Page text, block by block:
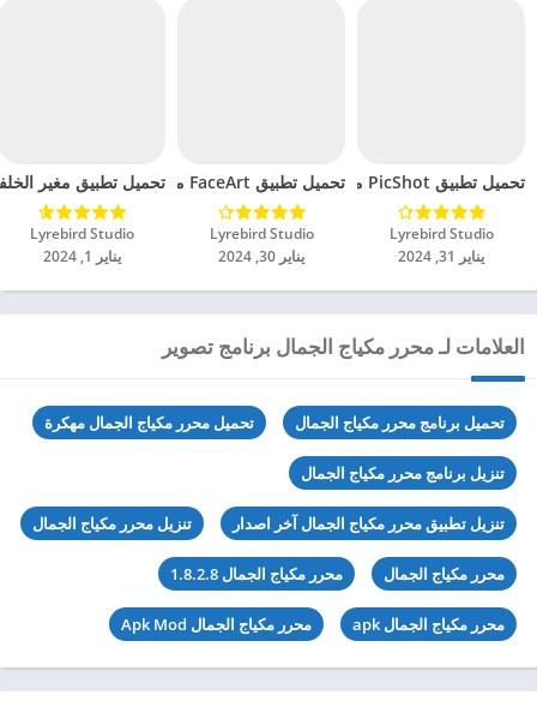
تحميل تطبيق PicShot مهكر للاندرويد 2024
Lyrebird Studio‏
يناير 31, 2024
تحميل تطبيق FaceArt مهكر للاندرويد 2024
Lyrebird Studio‏
يناير 30, 2024
تحميل تطبيق مغير الخلفيه
Lyrebird Studio‏
يناير 1, 2024
العلامات لـ محرر مكياج الجمال برنامج تصوير
تحميل برنامج محرر مكياج الجمال تحميل محرر مكياج الجمال مهكرة
تنزيل برنامج محرر مكياج الجمال
تنزيل تطبيق محرر مكياج الجمال آخر اصدار تنزيل محرر مكياج الجمال
محرر مكياج الجمال محرر مكياج الجمال 1.8.2.8
محرر مكياج الجمال apk محرر مكياج الجمال Apk Mod